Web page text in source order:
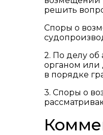
решить
Споры о
2. По делу
органом или
в порядке
3. Споры о